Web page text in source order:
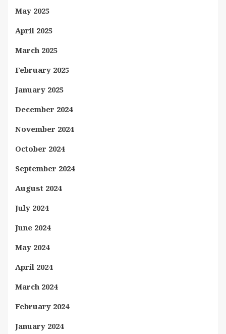
May 2025
April 2025
March 2025
February 2025
January 2025
December 2024
November 2024
October 2024
September 2024
August 2024
July 2024
June 2024
May 2024
April 2024
March 2024
February 2024
January 2024